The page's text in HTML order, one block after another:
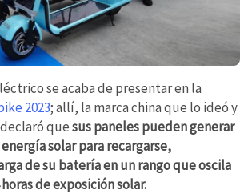
se acaba de presentar en la
2023; allí, la marca china que lo ideó y
quesus paneles pueden generar
energía solar para recargarse,
de su batería en un rango que oscila
de exposición solar.